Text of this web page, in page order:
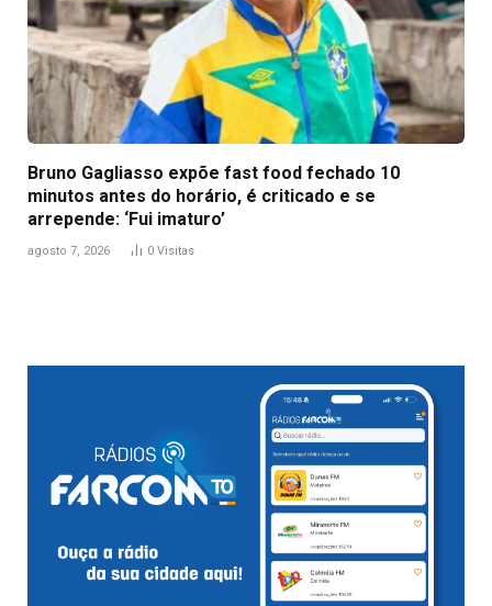
Bruno Gagliasso expõe fast food fechado 10
minutos antes do horário, é criticado e se
arrepende: ‘Fui imaturo’
agosto 7, 2026 0 Visitas